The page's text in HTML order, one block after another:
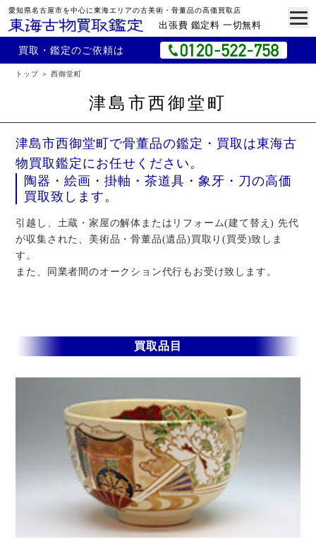
愛知県名古屋市を中心に東海エリアの古美術・骨董品の高価買取店
出張費 鑑定料 一切無料
買取・鑑定のご依頼は
トップ 西御堂町
津島市西御堂町
津島市西御堂町で骨董品の鑑定・買取は東海古
物買取鑑定にお任せください。
陶器・絵画・掛軸・茶道具・象牙・刀の高価
買取致します。
引越し、土蔵・家屋の解体またはリフォーム(建て替え) 先代
が収集された、美術品・骨董品(遺品)買取り(買受)致しま
す。
また、同業者間のオークション代行もお受け致します。
買取品目